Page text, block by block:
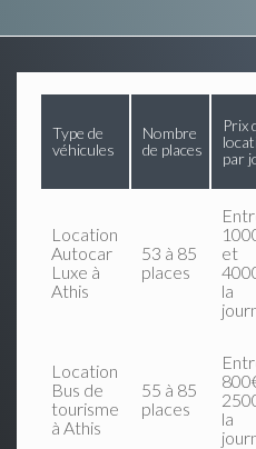
Type de
véhicules
Nombre
de places
Prix
par
Location
Autocar
Luxe à
Athis
53 à 85
places
et
la
Location
Bus de
tourisme
à Athis
55 à 85
places
la